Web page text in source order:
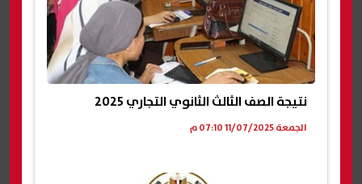
نتيجة الصف الثالث الثانوي التجاري 2025
الجمعة 11/07/2025 07:10 م